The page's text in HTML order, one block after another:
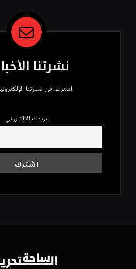
نشرتنا
اشترك في نشرتنا
بريدك الإلكتروني